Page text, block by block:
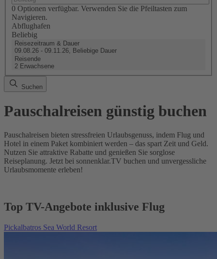
0 Optionen verfügbar. Verwenden Sie die Pfeiltasten zum
Navigieren.
Abflughafen
Beliebig
Reisezeitraum & Dauer
09.08.26 - 09.11.26, Beliebige Dauer
Reisende
2 Erwachsene
Suchen
Pauschalreisen günstig buchen
Pauschalreisen bieten stressfreien Urlaubsgenuss, indem Flug und
Hotel in einem Paket kombiniert werden – das spart Zeit und Geld.
Nutzen Sie attraktive Rabatte und genießen Sie sorglose
Reiseplanung. Jetzt bei sonnenklar.TV buchen und unvergessliche
Urlaubsmomente erleben!
Top TV-Angebote inklusive Flug
Pickalbatros Sea World Resort